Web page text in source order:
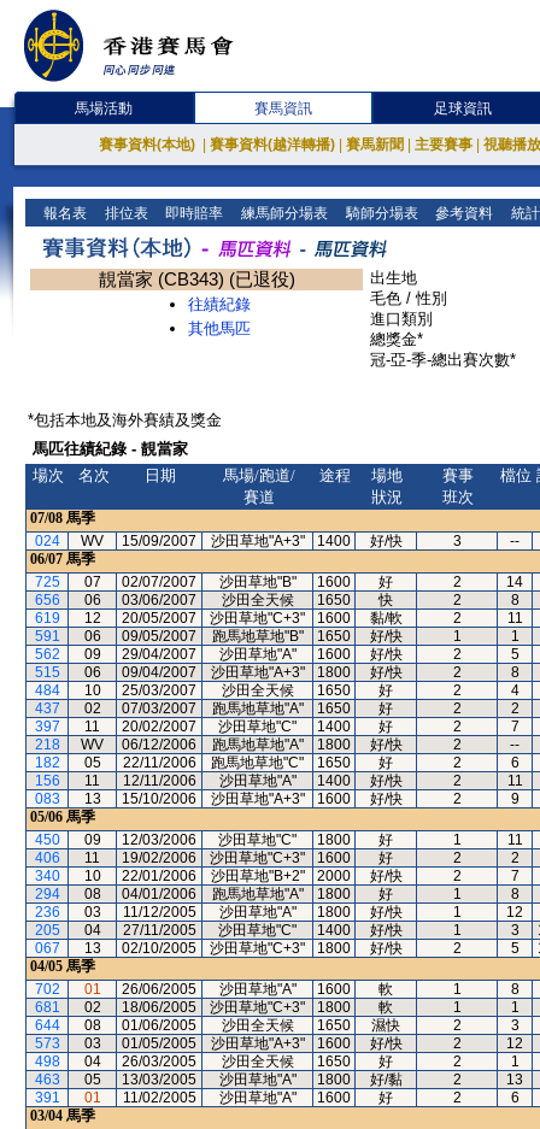
馬場活動 賽馬資訊 足球資訊
賽事資料(本地) 賽事資料(越洋轉播) 賽馬新聞 主要賽事 視聽播
報名表 排位表 即時賠率 練馬師分場表 騎師分場表 參考資料 統
靚當家 (CB343) (已退役)
往績紀錄
其他馬匹
出生地
毛色 / 性別
進口類別
總獎金*
冠-亞-季-總出賽次數*
*包括本地及海外賽績及獎金
馬匹往績紀錄 - 靚當家
場次
名次 日期
馬場/跑道/
賽道
途程
場地
狀況
賽事
班次
檔位
07/08 馬季
024
WV 15/09/2007 沙田草地"A+3" 1400 好/快 3
--
06/07 馬季
725
07 02/07/2007 沙田草地"B" 1600 好 2
14
656
06 03/06/2007 沙田全天候 1650 快 2
8
619
12 20/05/2007 沙田草地"C+3" 1600 黏/軟 2
11
591
06 09/05/2007 跑馬地草地"B" 1650 好/快 1
1
562
09 29/04/2007 沙田草地"A" 1600 好/快 2
5
515
06 09/04/2007 沙田草地"A+3" 1800 好/快 2
8
484
10 25/03/2007 沙田全天候 1650 好 2
4
437
02 07/03/2007 跑馬地草地"A" 1650 好 2
2
397
11 20/02/2007 沙田草地"C" 1400 好 2
7
218
WV 06/12/2006 跑馬地草地"A" 1800 好/快 2
--
182
05 22/11/2006 跑馬地草地"C" 1650 好 2
6
156
11 12/11/2006 沙田草地"A" 1400 好/快 2
11
083
13 15/10/2006 沙田草地"A+3" 1600 好/快 2
9
05/06 馬季
450
09 12/03/2006 沙田草地"C" 1800 好 1
11
406
11 19/02/2006 沙田草地"C+3" 1600 好 2
2
340
10 22/01/2006 沙田草地"B+2" 2000 好/快 2
7
294
08 04/01/2006 跑馬地草地"A" 1800 好 1
8
236
03 11/12/2005 沙田草地"A" 1800 好/快 1
12
205
04 27/11/2005 沙田草地"C" 1400 好/快 1 3
067
13 02/10/2005 沙田草地"C+3" 1800 好/快 2 5
04/05 馬季
702
01 26/06/2005 沙田草地"A" 1600 軟 1
8
681
02 18/06/2005 沙田草地"C+3" 1800 軟 1
1
644
08 01/06/2005 沙田全天候 1650 濕快 2
3
573
03 01/05/2005 沙田草地"A+3" 1600 好/快 2
12
498
04 26/03/2005 沙田全天候 1650 好 2
1
463
05 13/03/2005 沙田草地"A" 1800 好/黏 2
13
391
01 11/02/2005 沙田草地"A" 1600 好 2
6
03/04 馬季